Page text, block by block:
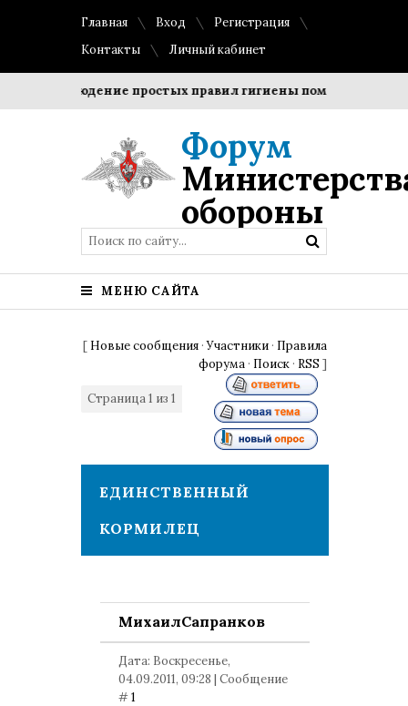
Главная Вход
Регистрация
Контакты
Личный кабинет
Соблюдение простых правил гигиены помогает
Форум
обороны
МЕНЮ САЙТА
[ Новые сообщения ·Участники · Правила
форума · Поиск · RSS ]
Страница1 из 1
ЕДИНСТВЕННЫЙ
КОРМИЛЕЦ
МихаилСапранков
Дата: Воскресенье,
04.09.2011, 09:28 | Сообщение
#1